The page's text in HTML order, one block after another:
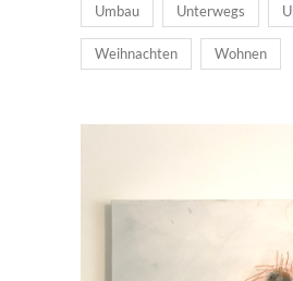
Umbau Unterwegs
Weihnachten Wohnen